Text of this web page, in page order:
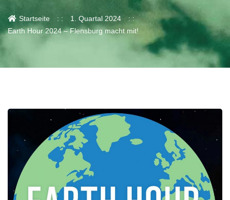
Startseite
1. Quartal 2024
Earth Hour 2024 – Flensburg macht mit!